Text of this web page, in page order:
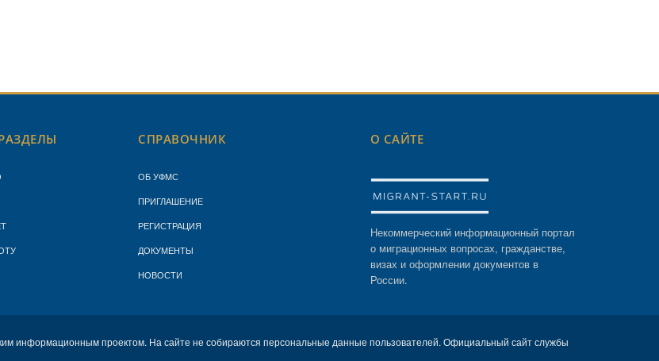
СПРАВОЧНИК
ОБ УФМС
ПРИГЛАШЕНИЕ
РЕГИСТРАЦИЯ
ДОКУМЕНТЫ
НОВОСТИ
О САЙТЕ
Некоммерческий информационный портал
о миграционных вопросах, гражданстве,
визах и оформлении документов в
России.
информационным проектом. На сайте не собираются персональные данные пользователей. Официальный сайт службы